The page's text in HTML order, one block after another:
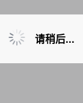
暂无课程，敬请期待
请稍后...